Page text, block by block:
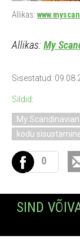
Allikas:
Allikas: My
Sisestatud:
Sildid:
My
kodu
0
SIND